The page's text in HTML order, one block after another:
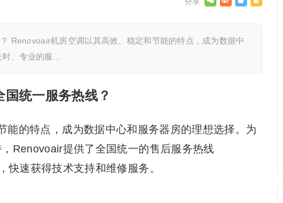
Renovoair机房空调以其高效、稳定和节能的特点，成为数据中
、专业的服…
统一服务热线？
能的特点，成为数据中心和服务器房的理想选择。为
Renovoair提供了全国统一的售后服务热线
速获得技术支持和维修服务。